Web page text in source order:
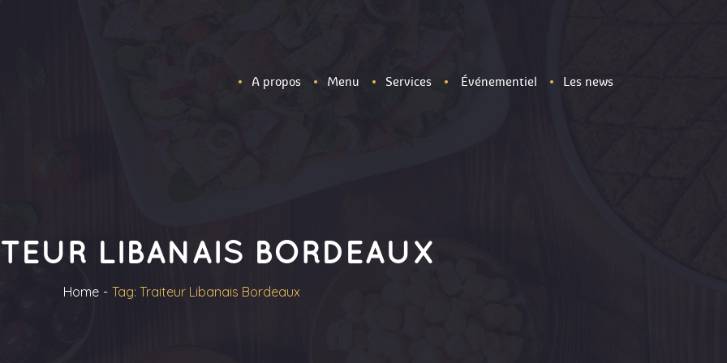
A propos Menu Services Événementiel Les news
LIBANAIS BORDEAUX
Home Tag: Traiteur Libanais Bordeaux